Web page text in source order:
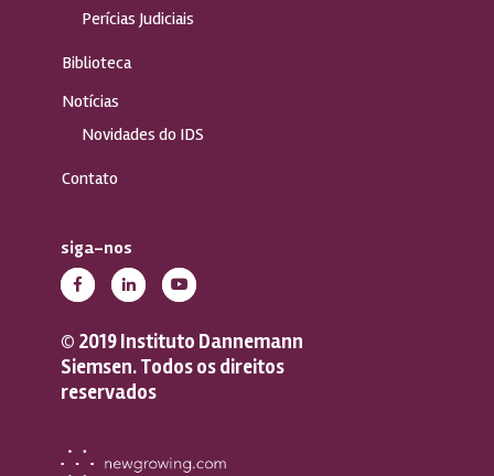
Perícias Judiciais
Biblioteca
Notícias
Novidades do IDS
Contato
siga-nos
© 2019 Instituto Dannemann
Siemsen. Todos os direitos
reservados